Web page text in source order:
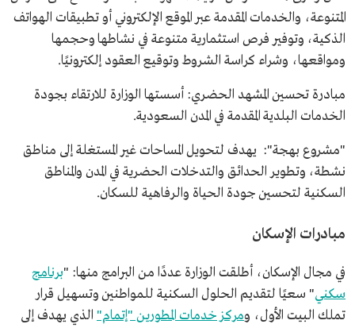
المتنوعة، والخدمات المقدمة عبر الموقع الإلكتروني أو تطبيقات الهواتف
الذكية، وتوفير فرص استثمارية متنوعة في نشاطها وحجمها
ومواقعها، وشراء كراسة الشروط وتوقيع العقود إلكترونيًا.
مبادرة تحسين المشهد الحضري: أسستها الوزارة للارتقاء بجودة
الخدمات البلدية المقدمة في المدن السعودية.
"مشروع بهجة": يهدف لتحويل المساحات غير المستغلة إلى مناطق
نشطة، وتطوير الحدائق والتدخلات الحضرية في المدن والمناطق
السكنية لتحسين جودة الحياة والرفاهية للسكان.
مبادرات الإسكان
في مجال الإسكان، أطلقت الوزارة عددًا من البرامج منها: "برنامج
سكني" سعيًا لتقديم الحلول السكنية للمواطنين وتسهيل قرار
تملك البيت الأول، ومركز خدمات المطورين "إتمام" الذي يهدف إلى